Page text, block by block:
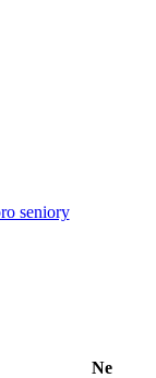
seniory
Ne